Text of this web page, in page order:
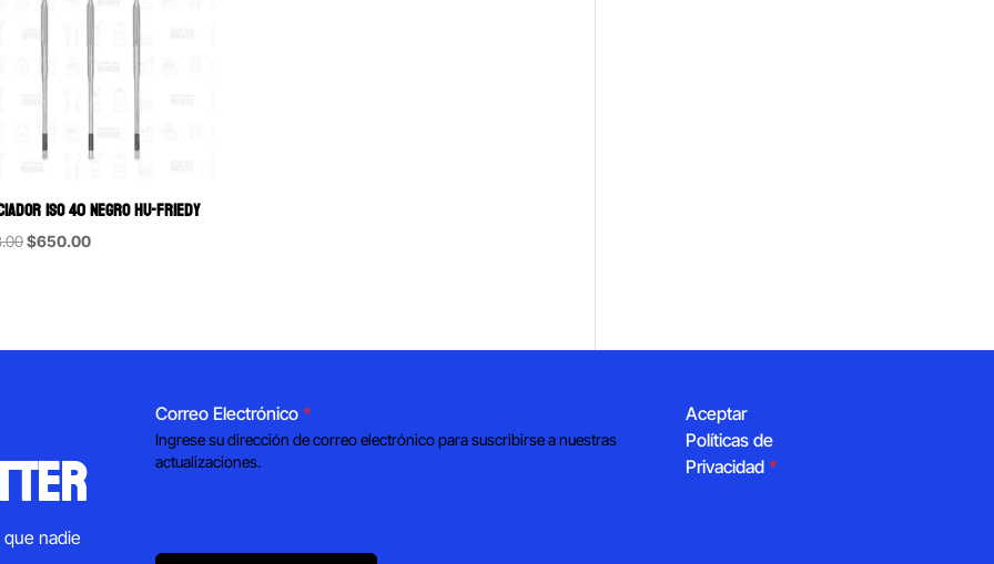
ISO 40 NEGRO HU-FRIEDY
Original
$650.00Current
nadie
Correo Electrónico *
Ingrese su dirección de correo electrónico para suscribirse a nuestras
actualizaciones.
Aceptar
Políticas de
Privacidad *